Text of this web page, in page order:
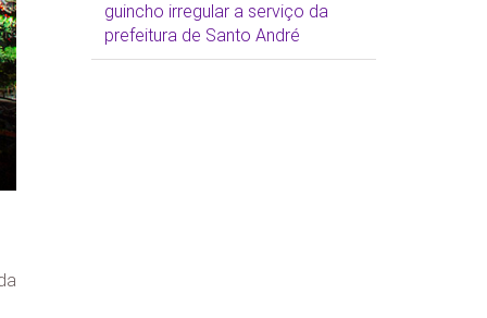
guincho irregular a serviço da
prefeitura de Santo André